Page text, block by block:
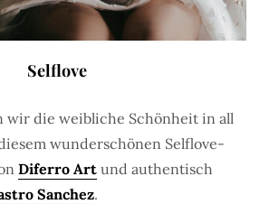
Selflove
wir die weibliche Schönheit in all
wunderschönen Selflove-
Diferro Art und authentisch
Sanchez.